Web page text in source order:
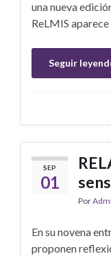
una nueva
ReLMIS
Seguir
SEP
01
Por
En su novena
proponen